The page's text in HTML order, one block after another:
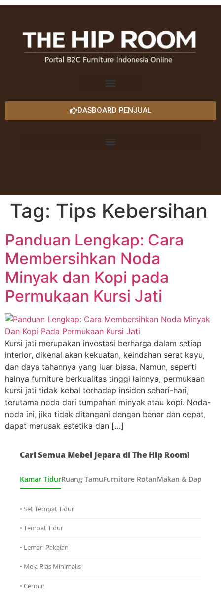
DASBOARD PENJUAL
Tag: Tips Kebersihan
Panduan Lengkap: Cara
Membersihkan Noda
Minyak dan Kopi pada
Permukaan Kursi Jati
Kursi jati merupakan investasi berharga dalam setiap
interior, dikenal akan kekuatan, keindahan serat kayu,
dan daya tahannya yang luar biasa. Namun, seperti
halnya furniture berkualitas tinggi lainnya, permukaan
kursi jati tidak kebal terhadap insiden sehari-hari,
terutama noda dari tumpahan minyak atau kopi. Noda-
noda ini, jika tidak ditangani dengan benar dan cepat,
dapat merusak estetika dan […]
Cari Semua Mebel Jepara di The Hip Room!
Kamar TidurRuang TamuFurniture RotanMakan & Dapur
• Set Tempat Tidur
• Tempat Tidur
• Lemari Pakaian
• Meja Rias Minimalis
• Cermin